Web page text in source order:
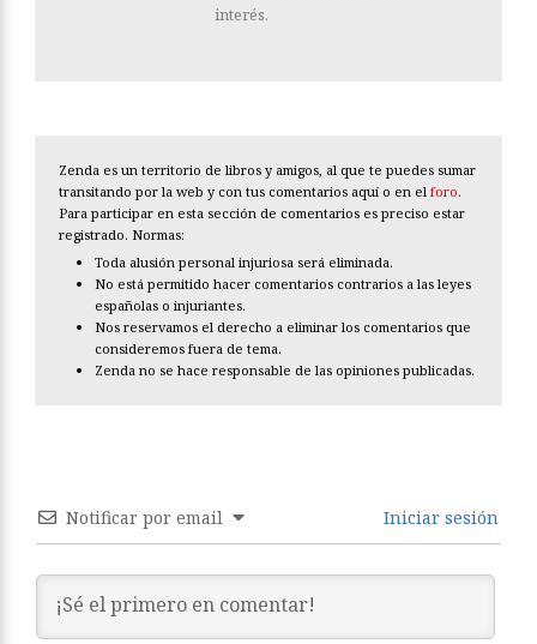
interés.
Zenda es un territorio de libros y amigos, al que te puedes sumar
transitando por la web y con tus comentarios aquí o en el foro.
Para participar en esta sección de comentarios es preciso estar
registrado. Normas:
Toda alusión personal injuriosa será eliminada.
No está permitido hacer comentarios contrarios a las leyes
españolas o injuriantes.
Nos reservamos el derecho a eliminar los comentarios que
consideremos fuera de tema.
Zenda no se hace responsable de las opiniones publicadas.
Notificar por email Iniciar sesión